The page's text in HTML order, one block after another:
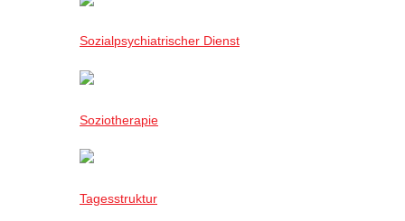
Sozialpsychiatrischer Dienst
Soziotherapie
Tagesstruktur